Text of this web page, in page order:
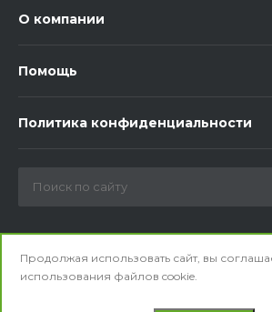
О компании
Помощь
Политика конфиденциальности
Мы в соц. сетях
Продолжая использовать сайт, вы
использования файлов cookie.